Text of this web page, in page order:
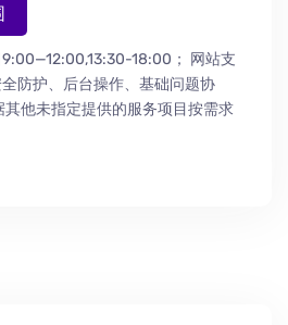
18:00；
网站支
防护、 后台操作、 基础问题协
其他未指定提供的服务项目按需求